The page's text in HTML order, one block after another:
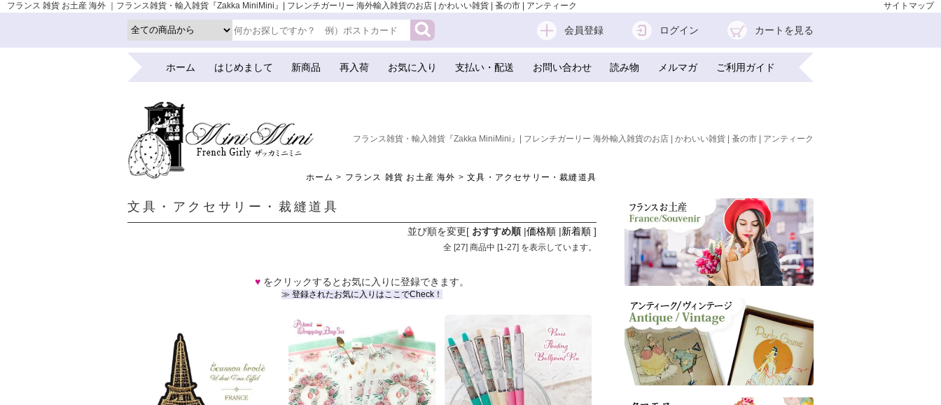
フランス 雑貨 お土産 海外 ｜フランス雑貨・輸入雑貨『Zakka MiniMini』| フレンチガーリー 海外輸入雑貨のお店 | かわいい雑貨 | 蚤の市 | アンティーク サイトマップ
会員登録 ログイン カートを見る
ホーム はじめまして 新商品 再入荷 お気に入り 支払い・配送 お問い合わせ 読み物 メルマガ ご利用ガイド
フランス雑貨・輸入雑貨『Zakka MiniMini』| フレンチガーリー 海外輸入雑貨のお店 | かわいい雑貨 | 蚤の市 | アンティーク
ホーム > フランス 雑貨 お土産 海外 >文具・アクセサリー・裁縫道具
文具・アクセサリー・裁縫道具
並び順を変更[ おすすめ順 |価格順 |新着順 ]
全 [27] 商品中 [1-27] を表示しています。
♥ をクリックするとお気に入りに登録できます。
≫ 登録されたお気に入りはここでCheck！